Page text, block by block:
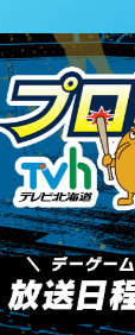
2026年02
2月21日【
プン！洋食
2026年02
2月14日【
リーで開催